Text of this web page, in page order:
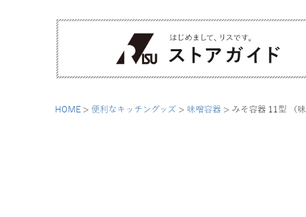
HOME 便利なキッチングッズ 味噌容器 みそ容器 11型 （味